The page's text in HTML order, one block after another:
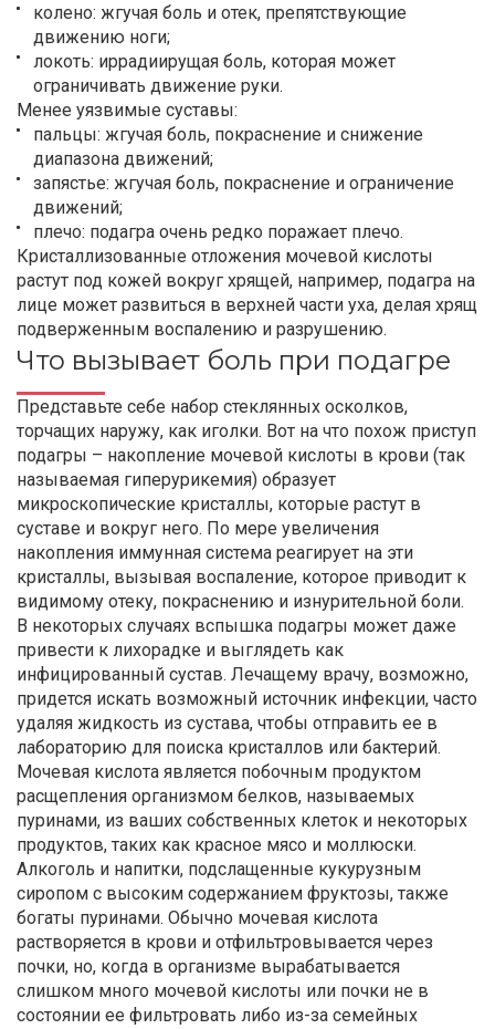
колено: жгучая боль и отек, препятствующие
движению ноги;
локоть: иррадиирущая боль, которая может
ограничивать движение руки.
Менее уязвимые суставы:
пальцы: жгучая боль, покраснение и снижение
диапазона движений;
запястье: жгучая боль, покраснение и ограничение
движений;
плечо: подагра очень редко поражает плечо.
Кристаллизованные отложения мочевой кислоты
растут под кожей вокруг хрящей, например, подагра на
лице может развиться в верхней части уха, делая хрящ
подверженным воспалению и разрушению.
Что вызывает боль при подагре
Представьте себе набор стеклянных осколков,
торчащих наружу, как иголки. Вот на что похож приступ
подагры – накопление мочевой кислоты в крови (так
называемая гиперурикемия) образует
микроскопические кристаллы, которые растут в
суставе и вокруг него. По мере увеличения
накопления иммунная система реагирует на эти
кристаллы, вызывая воспаление, которое приводит к
видимому отеку, покраснению и изнурительной боли.
В некоторых случаях вспышка подагры может даже
привести к лихорадке и выглядеть как
инфицированный сустав. Лечащему врачу, возможно,
придется искать возможный источник инфекции, часто
удаляя жидкость из сустава, чтобы отправить ее в
лабораторию для поиска кристаллов или бактерий.
Мочевая кислота является побочным продуктом
расщепления организмом белков, называемых
пуринами, из ваших собственных клеток и некоторых
продуктов, таких как красное мясо и моллюски.
Алкоголь и напитки, подслащенные кукурузным
сиропом с высоким содержанием фруктозы, также
богаты пуринами. Обычно мочевая кислота
растворяется в крови и отфильтровывается через
почки, но, когда в организме вырабатывается
слишком много мочевой кислоты или почки не в
состоянии ее фильтровать либо из-за семейных